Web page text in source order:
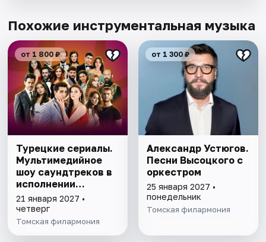
Похожие инструментальная музыка
от 1 800 ₽
Турецкие сериалы.
Мультимедийное
шоу саундтреков в
исполнении
оркестра
21 января 2027 •
четверг
Томская филармония
от 1 300 ₽
Александр Устюгов.
Песни Высоцкого с
оркестром
25 января 2027 •
понедельник
Томская филармония